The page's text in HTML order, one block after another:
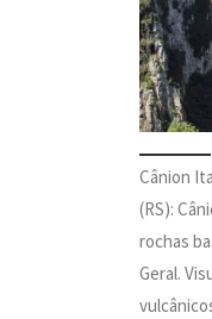
Cânion
(RS):
rochas
Geral.